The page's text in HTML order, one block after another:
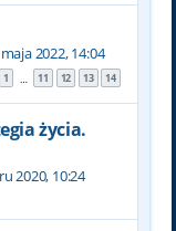
2022, 14:04
1 … 11 12 13 14
życia.
2020, 10:24